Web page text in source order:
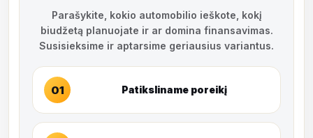
Parašykite, kokio automobilio ieškote, kokį
biudžetą planuojate ir ar domina finansavimas.
Susisieksime ir aptarsime geriausius variantus.
01 Patiksliname poreikį